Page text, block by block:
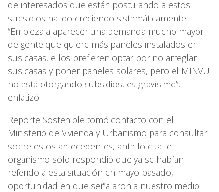
de interesados que están postulando a estos
subsidios ha ido creciendo sistemáticamente:
“Empieza a aparecer una demanda mucho mayor
de gente que quiere más paneles instalados en
sus casas, ellos prefieren optar por no arreglar
sus casas y poner paneles solares, pero el MINVU
no está otorgando subsidios, es gravísimo”,
enfatizó.
Reporte Sostenible tomó contacto con el
Ministerio de Vivienda y Urbanismo para consultar
sobre estos antecedentes, ante lo cual el
organismo sólo respondió que ya se habían
referido a esta situación en mayo pasado,
oportunidad en que señalaron a nuestro medio